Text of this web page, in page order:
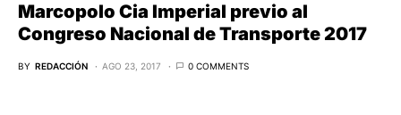
Marcopolo Cia Imperial previo al
Congreso Nacional de Transporte 2017
BY REDACCIÓN AGO 23, 2017 0 COMMENTS